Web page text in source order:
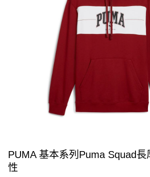
PUMA 基本系列Puma Squad長
性